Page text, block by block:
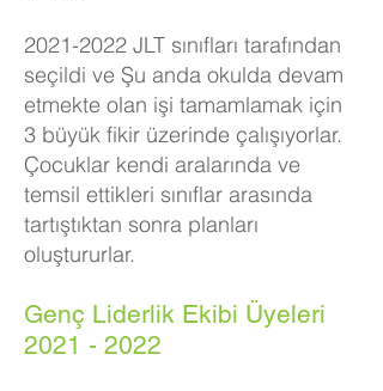
2021-2022 JLT sınıfları tarafından
seçildi ve Şu anda okulda devam
etmekte olan işi tamamlamak için
3 büyük fikir üzerinde çalışıyorlar.
Çocuklar kendi aralarında ve
temsil ettikleri sınıflar arasında
tartıştıktan sonra planları
oluştururlar.
Genç Liderlik Ekibi Üyeleri
2021 - 2022